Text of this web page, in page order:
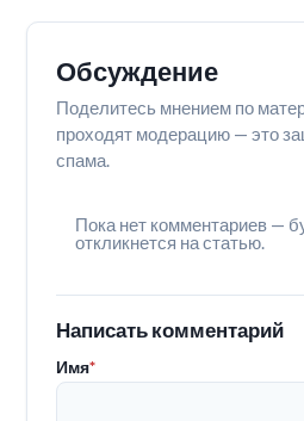
Обсуждение
Поделитесь мнением по
проходят модерацию — это
спама.
Пока нет комментариев —
откликнется на статью.
Написать комментарий
Имя*